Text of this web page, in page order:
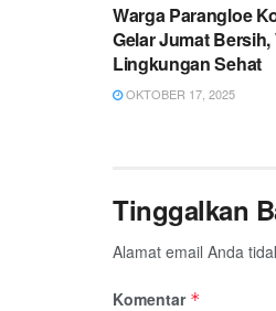
Warga Parangloe
Gelar Jumat
Lingkungan Sehat
OKTOBER 17, 2025
Tinggalkan
Alamat email Anda
Komentar *